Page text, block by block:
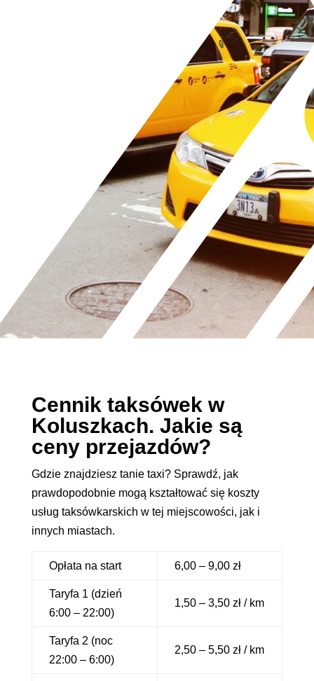
Cennik taksówek w
Koluszkach. Jakie są
ceny przejazdów?
Gdzie znajdziesz tanie taxi? Sprawdź, jak
prawdopodobnie mogą kształtować się koszty
usług taksówkarskich w tej miejscowości, jak i
innych miastach.
Opłata na start 6,00 – 9,00 zł
Taryfa 1 (dzień
6:00 – 22:00)
1,50 – 3,50 zł / km
Taryfa 2 (noc
22:00 – 6:00)
2,50 – 5,50 zł / km